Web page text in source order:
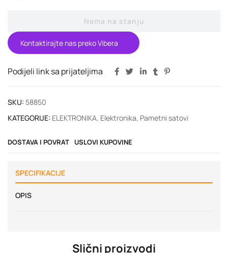
Nema na stanju
Kontaktirajte nas preko Vibera
Podijeli link sa prijateljima
SKU: 58850
KATEGORIJE: ELEKTRONIKA, Elektronika, Pametni satovi
DOSTAVA I POVRAT USLOVI KUPOVINE
SPECIFIKACIJE
OPIS
Slični proizvodi